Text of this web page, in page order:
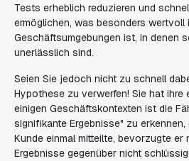
Tests erheblich reduzieren und
ermöglichen, was besonders wertvoll
Geschäftsumgebungen ist, in denen
unerlässlich sind.
Seien Sie jedoch nicht zu schnell
Hypothese zu verwerfen! Sie hat ihre
einigen Geschäftskontexten ist die
signifikante Ergebnisse" zu erkennen,
Kunde einmal mitteilte, bevorzugte
Ergebnisse gegenüber nicht